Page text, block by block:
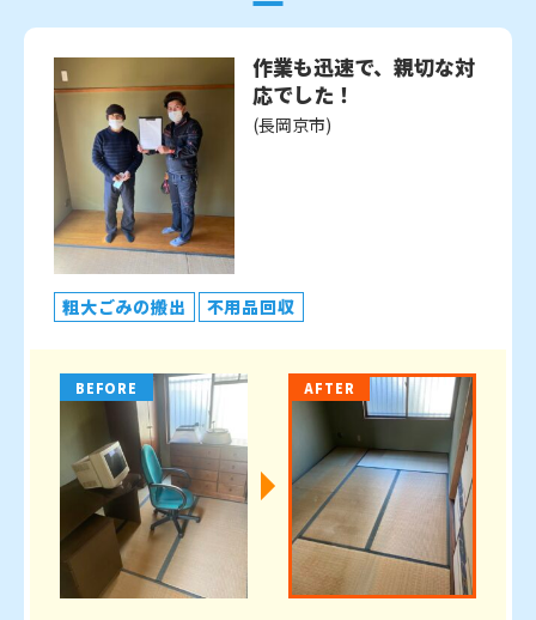
作業も迅速で、親切な対
応でした！
(長岡京市)
粗大ごみの搬出 不用品回収
BEFORE AFTER